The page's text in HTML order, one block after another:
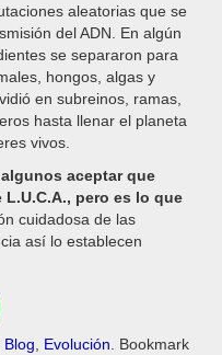
aleatorias que se
del ADN. En algún
se separaron para
hongos, algas y
en subreinos, ramas,
hasta llenar el planeta
vivos.
aceptar que
pero es lo que
cuidadosa de las
así lo establecen
Blog Evolución . Bookmark